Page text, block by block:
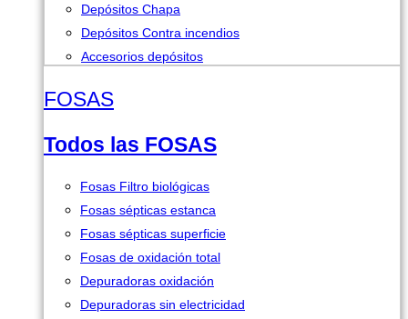
Depósitos Chapa
Depósitos Contra incendios
Accesorios depósitos
FOSAS
Todos las FOSAS
Fosas Filtro biológicas
Fosas sépticas estanca
Fosas sépticas superficie
Fosas de oxidación total
Depuradoras oxidación
Depuradoras sin electricidad